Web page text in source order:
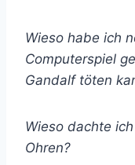
Wieso habe ich
Computerspiel
Gandalf töten
Wieso dachte
Ohren?